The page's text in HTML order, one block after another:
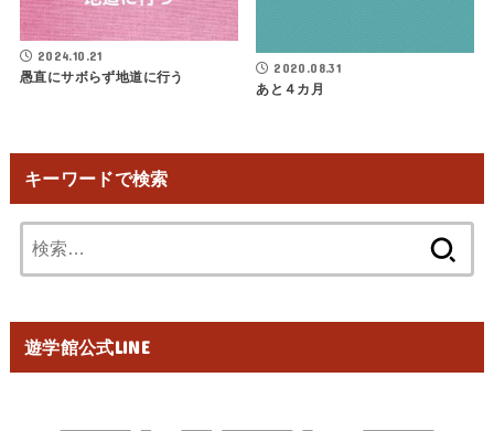
2024.10.21
愚直にサボらず地道に行う
2020.08.31
あと４カ月
キーワードで検索
索:
遊学館公式LINE